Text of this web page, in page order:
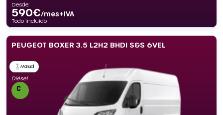
Desde:
590€/mes+IVA
Todo incluido
PEUGEOT BOXER 3.5 L2H2 BHDI S&S 6VEL
Manual
Diésel